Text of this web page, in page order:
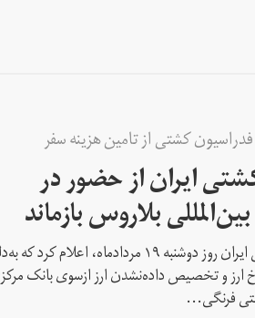
فدراسیون کشتی از تامین هزینه سفر
ایران از حضور در
بلاروس بازماند
فدراسیون کشتی ایران روز دوشنبه ۱۹ مردادماه، اعلام کرد
ارز و تخصیص داده‌نشدن ارز ازسوی بانک
فرنگی...